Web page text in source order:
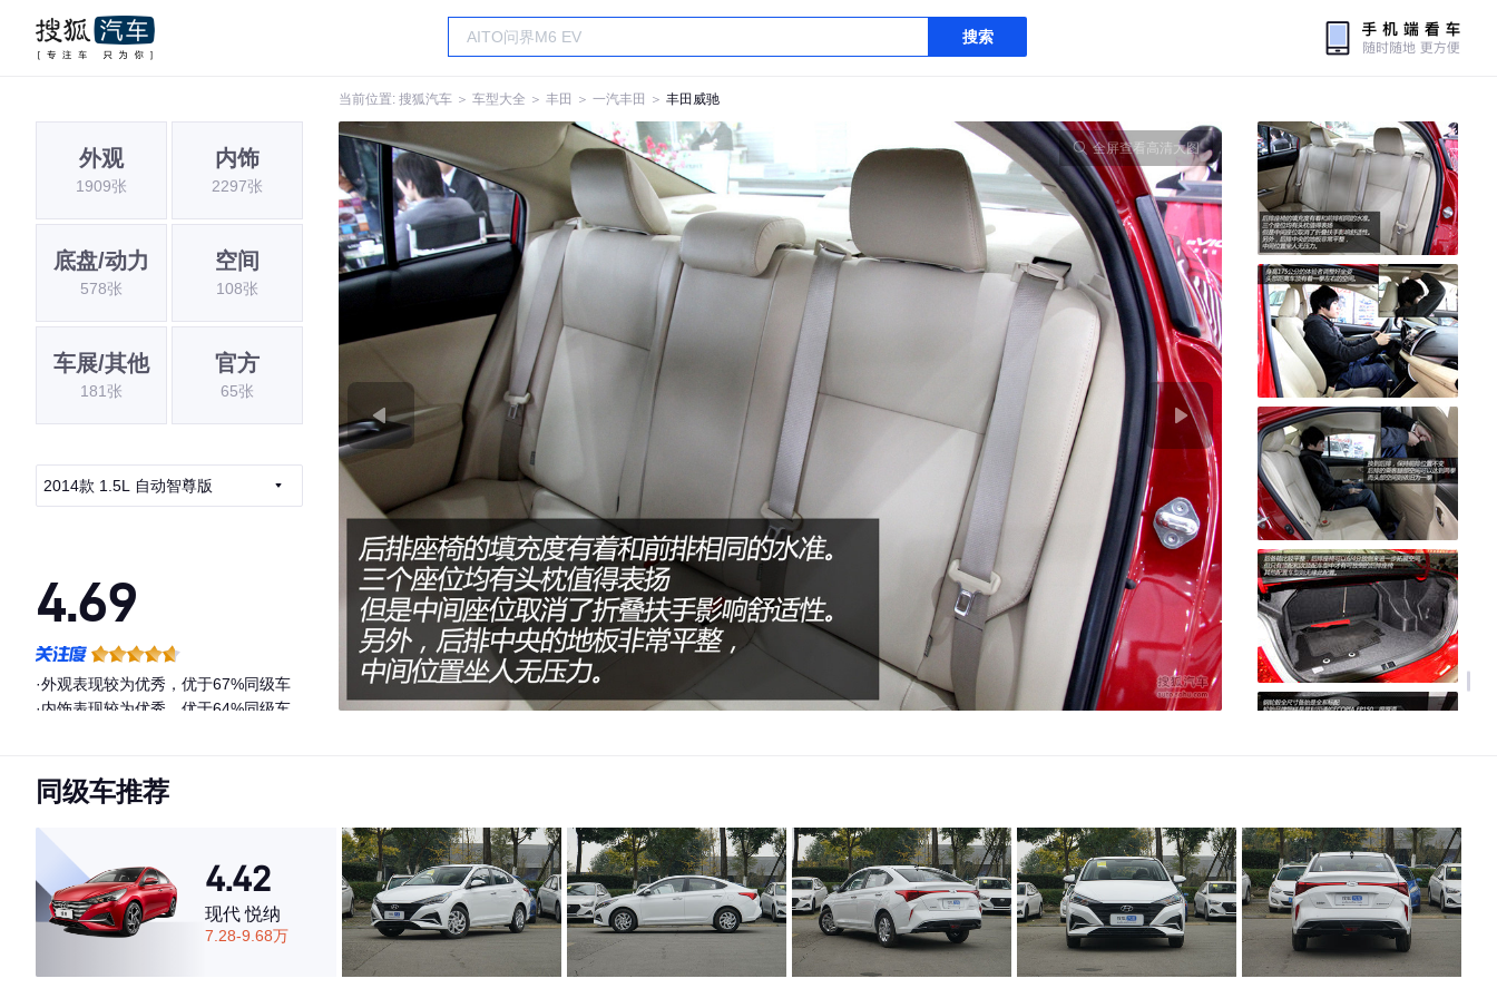
搜索
当前位置: 搜狐汽车 ＞ 车型大全 ＞ 丰田 ＞ 一汽丰田 ＞ 丰田威驰
外观
1909张
内饰
2297张
底盘/动力
578张
空间
108张
车展/其他
181张
官方
65张
2014款 1.5L 自动智尊版
4.69
·外观表现较为优秀，优于67%同级车
·内饰表现较为优秀，优于64%同级车
全屏查看高清大图
同级车推荐
4.42
现代 悦纳
7.28-9.68万